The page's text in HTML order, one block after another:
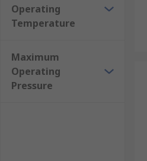
Operating
Temperature
Maximum
Operating
Pressure